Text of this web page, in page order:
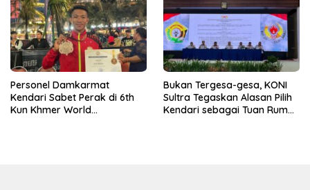
Personel Damkarmat
Kendari Sabet Perak di 6th
Kun Khmer World
Bukan Tergesa-gesa, KONI
Sultra Tegaskan Alasan Pilih
Kendari sebagai Tuan Rumah